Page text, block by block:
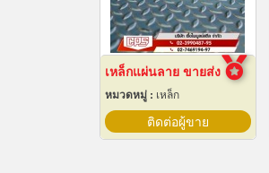
เหล็กแผ่นลาย ขายส่ง
หมวดหมู่ : เหล็ก
ติดต่อผู้ขาย